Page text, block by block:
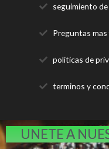
seguimiento
Preguntas
politicas de
terminos y
UNETE A